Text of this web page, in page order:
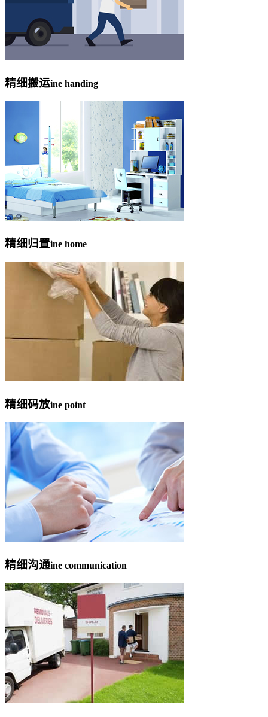
精细搬运ine handing
精细归置ine home
精细码放ine point
精细沟通ine communication